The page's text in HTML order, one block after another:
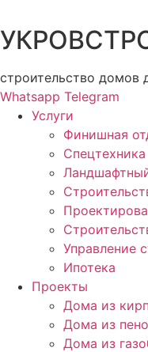
строительство домов
Whatsapp Telegram
Услуги
Финишная
Спецтехника
Управление
Ипотека
Проекты
Дома из
Дома из
Дома из